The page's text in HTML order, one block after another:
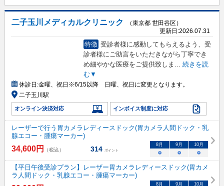
二子玉川メディカルクリニック
（東京都 世田谷区）
更新日:2026.07.31
特徴 受診者様に感動してもらえるよう、受
診者様にご助言をいただきながら丁寧でき
め細やかな医療をご提供致しま
続きを読
む▼
休診日:金曜、祝日※6/15以降 日曜、祝日に変更となります。
二子玉川駅
オンライン決済対応 インボイス制度に対応
レーザーで行う胃カメラレディースドック(胃カメラ人間ドック・乳
腺エコー・腫瘍マーカー)
34,600円 （税込） 314 ポイント
8 月 9 月 10月
○ ○ ○
【平日午後受診プラン】レーザー胃カメラレディースドック(胃カメ
ラ人間ドック・乳腺エコー・腫瘍マーカー)
8 月 9 月 10月